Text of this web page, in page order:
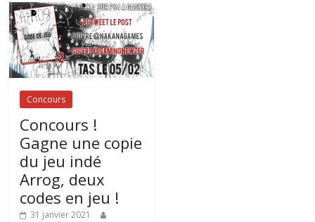
Concours
Concours !
Gagne une copie
du jeu indé
Arrog, deux
codes en jeu !
31 janvier 2021